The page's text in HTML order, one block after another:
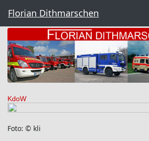
Florian Dithmarschen
KdoW
Foto: © kli